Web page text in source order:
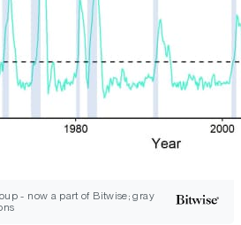
- now a part of Bitwise; gray